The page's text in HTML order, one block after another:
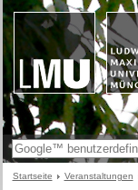
Startseite Veranstaltungen